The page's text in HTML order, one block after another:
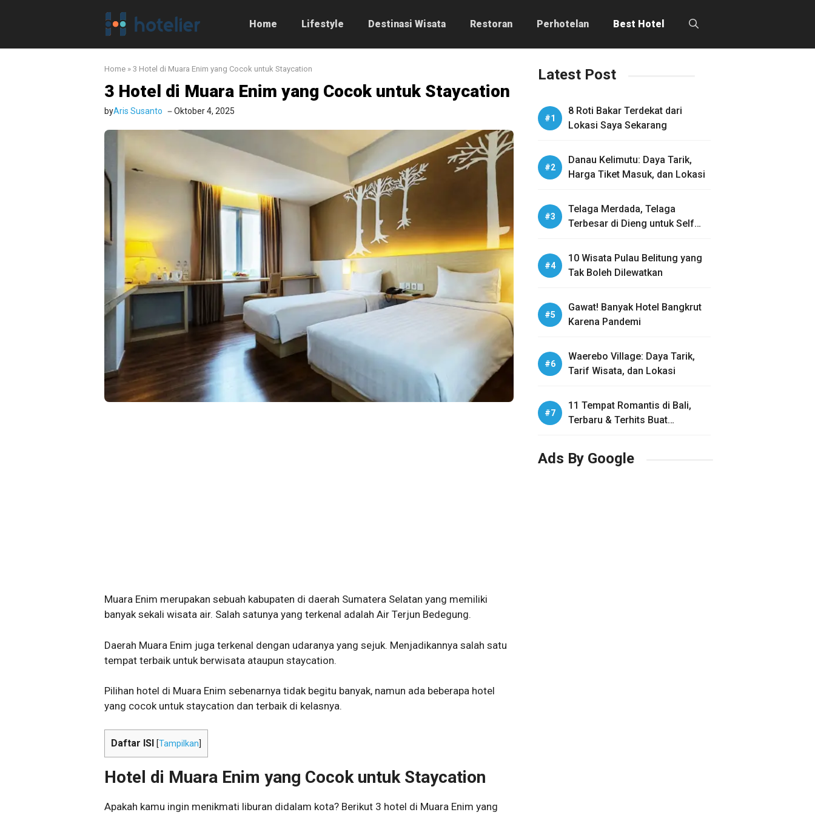
Home Lifestyle Destinasi Wisata Restoran Perhotelan Best Hotel
Home » 3 Hotel di Muara Enim yang Cocok untuk Staycation
3 Hotel di Muara Enim yang Cocok untuk Staycation
byAris Susanto Oktober 4, 2025
Muara Enim merupakan sebuah kabupaten di daerah Sumatera Selatan yang memiliki
banyak sekali wisata air. Salah satunya yang terkenal adalah Air Terjun Bedegung.
Daerah Muara Enim juga terkenal dengan udaranya yang sejuk. Menjadikannya salah satu
tempat terbaik untuk berwisata ataupun staycation.
Pilihan hotel di Muara Enim sebenarnya tidak begitu banyak, namun ada beberapa hotel
yang cocok untuk staycation dan terbaik di kelasnya.
Daftar ISI [Tampilkan
Hotel di Muara Enim yang Cocok untuk Staycation
Apakah kamu ingin menikmati liburan didalam kota? Berikut 3 hotel di Muara Enim yang
Latest Post
8 Roti Bakar Terdekat dari
Lokasi Saya Sekarang
Danau Kelimutu: Daya Tarik,
Harga Tiket Masuk, dan Lokasi
Telaga Merdada, Telaga
Terbesar di Dieng untuk Self
10 Wisata Pulau Belitung yang
Tak Boleh Dilewatkan
Gawat! Banyak Hotel Bangkrut
Karena Pandemi
Waerebo Village: Daya Tarik,
Tarif Wisata, dan Lokasi
11 Tempat Romantis di Bali,
Terbaru & Terhits Buat
Ads By Google